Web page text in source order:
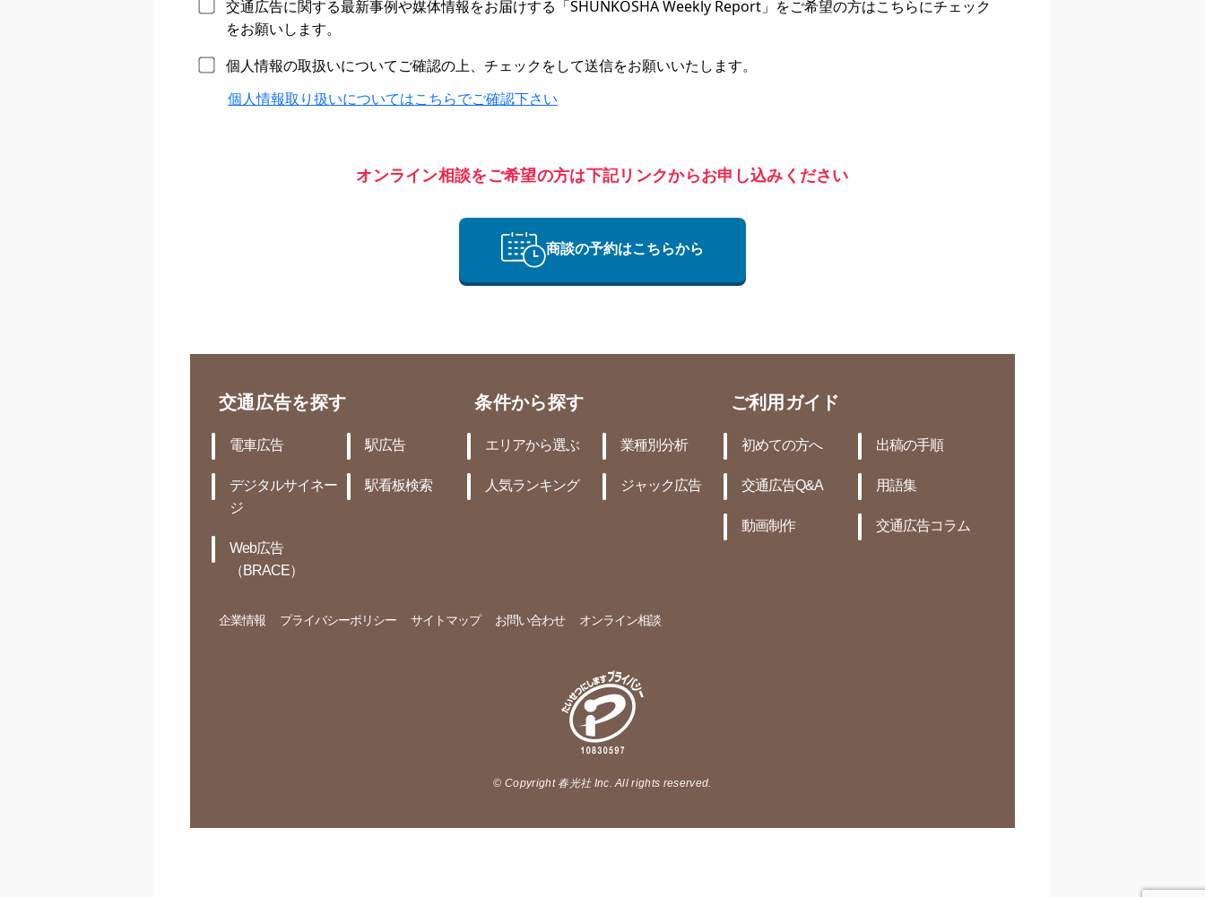
オンライン相談をご希望の方は下記リンクからお申し込みください
商談の予約はこちらから
交通広告を探す
電車広告 駅広告
デジタルサイネー
ジ
駅看板検索
Web広告
（BRACE）
条件から探す
エリアから選ぶ 業種別分析
人気ランキング ジャック広告
ご利用ガイド
初めての方へ 出稿の手順
交通広告Q&A 用語集
動画制作 交通広告コラム
企業情報 プライバシーポリシー サイトマップ お問い合わせ オンライン相談
© Copyright 春光社 Inc. All rights reserved.